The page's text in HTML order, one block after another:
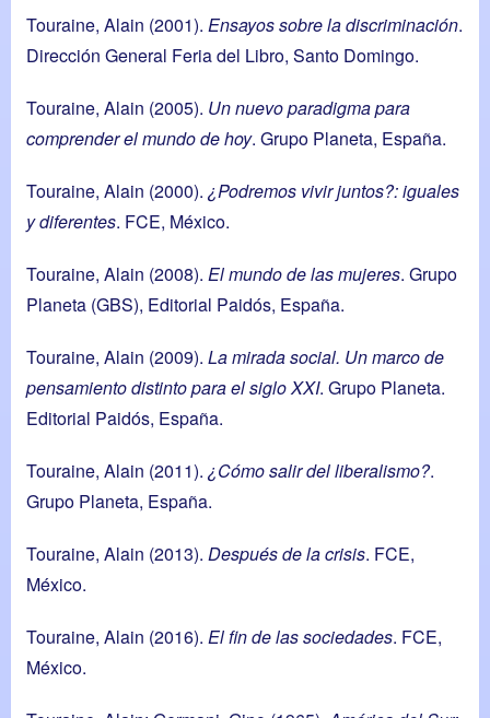
Touraine, Alain (2001). Ensayos sobre la discriminación.
Dirección General Feria del Libro, Santo Domingo.
Touraine, Alain (2005). Un nuevo paradigma para
comprender el mundo de hoy. Grupo Planeta, España.
Touraine, Alain (2000). ¿Podremos vivir juntos?: iguales
y diferentes. FCE, México.
Touraine, Alain (2008). El mundo de las mujeres. Grupo
Planeta (GBS), Editorial Paidós, España.
Touraine, Alain (2009). La mirada social. Un marco de
pensamiento distinto para el siglo XXI. Grupo Planeta.
Editorial Paidós, España.
Touraine, Alain (2011). ¿Cómo salir del liberalismo?.
Grupo Planeta, España.
Touraine, Alain (2013). Después de la crisis. FCE,
México.
Touraine, Alain (2016). El fin de las sociedades. FCE,
México.